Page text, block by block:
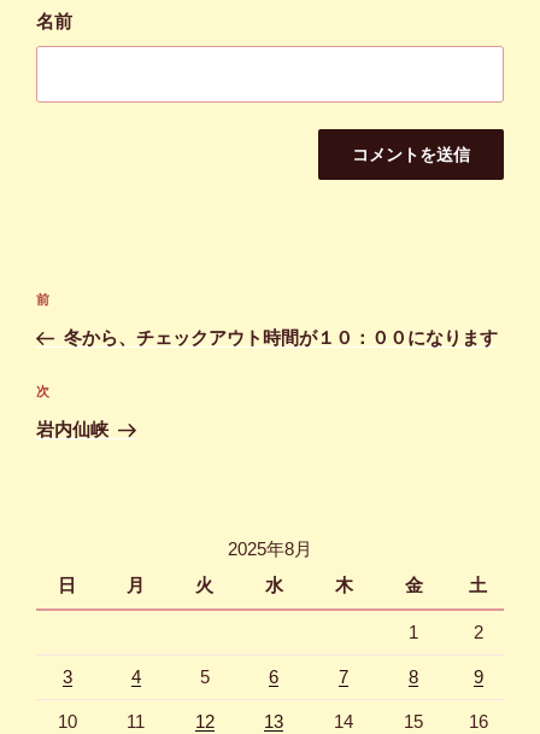
名前
投
ナ
ビ
ゲ
前
の
稿
前
冬から、チェックアウト時間が１０：００になります
次
の
次
岩内仙峡
2025年8月
日
月 火 水 木 金 土
1 2
3 4 5 6 7 8 9
10 11 12 13 14 15 16